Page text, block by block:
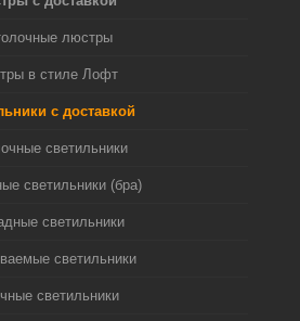
люстры
в стиле Лофт
с доставкой
светильники
светильники (бра)
светильники
светильники
светильники